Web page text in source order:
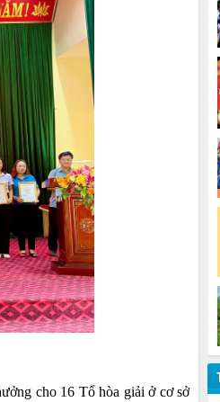
cho 16 Tổ hòa giải ở cơ sở